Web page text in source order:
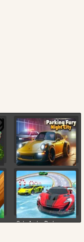
Gece Araba Sürme
Sulu Araba Parkuru